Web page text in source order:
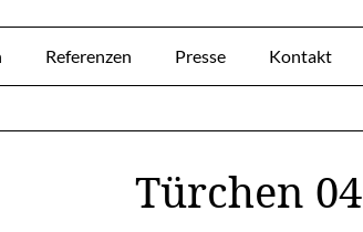
Referenzen Presse Kontakt
Türchen 04